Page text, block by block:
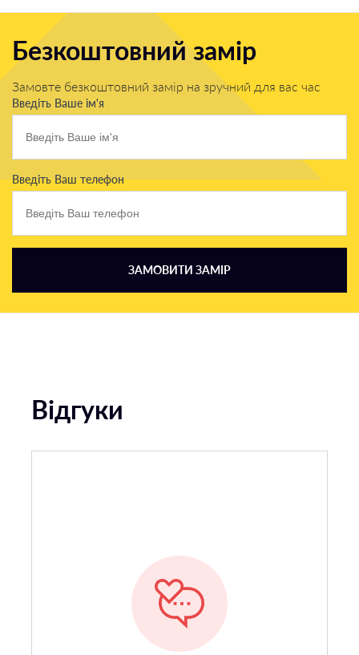
Безкоштовний замір
Замовте безкоштовний замір на зручний для вас час
Введіть Ваше ім'я
Введіть Ваш телефон
ЗАМОВИТИ ЗАМІР
Відгуки